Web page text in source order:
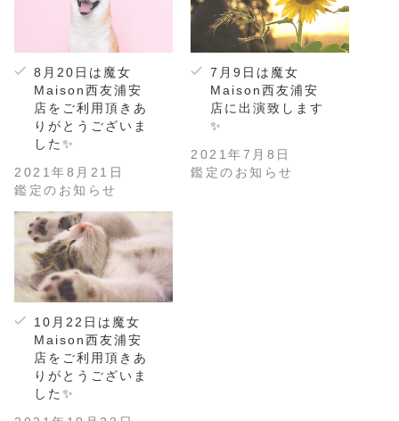
8月20日は魔女
Maison西友浦安
店をご利用頂きあ
りがとうございま
した✨
2021年8月21日
鑑定のお知らせ
7月9日は魔女
Maison西友浦安
店に出演致します
✨
2021年7月8日
鑑定のお知らせ
10月22日は魔女
Maison西友浦安
店をご利用頂きあ
りがとうございま
した✨